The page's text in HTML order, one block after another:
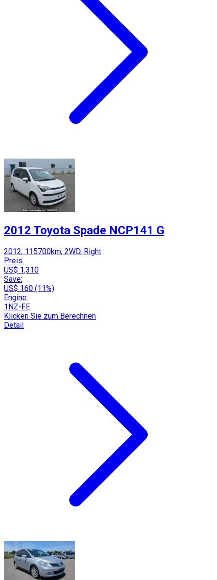
2012 Toyota Spade NCP141 G
2012, 115700km, 2WD, Right
Preis:
US$ 1,310
Save:
US$ 160 (11%)
Engine:
1NZ-FE
Klicken Sie zum Berechnen
Detail